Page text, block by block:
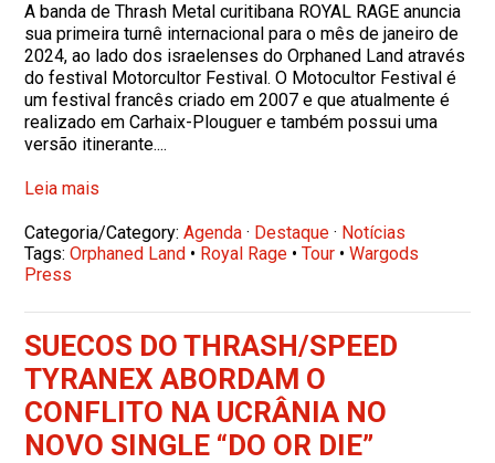
A banda de Thrash Metal curitibana ROYAL RAGE anuncia
sua primeira turnê internacional para o mês de janeiro de
2024, ao lado dos israelenses do Orphaned Land através
do festival Motorcultor Festival. O Motocultor Festival é
um festival francês criado em 2007 e que atualmente é
realizado em Carhaix-Plouguer e também possui uma
versão itinerante....
Leia mais
Categoria/Category:Agenda · Destaque · Notícias
Tags:Orphaned Land • Royal Rage •Tour •Wargods
Press
SUECOS DO THRASH/SPEED
TYRANEX ABORDAM O
CONFLITO NA UCRÂNIA NO
NOVO SINGLE “DO OR DIE”